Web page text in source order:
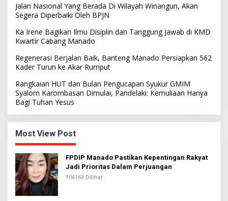
Jalan Nasional Yang Berada Di Wilayah Winangun, Akan
Segera Diperbaiki Oleh BPJN
Ka Irene Bagikan Ilmu Disiplin dan Tanggung Jawab di KMD
Kwartir Cabang Manado
Regenerasi Berjalan Baik, Banteng Manado Persiapkan 562
Kader Turun ke Akar Rumput
Rangkaian HUT dan Bulan Pengucapan Syukur GMIM
Syalom Karombasan Dimulai, Pandelaki: Kemuliaan Hanya
Bagi Tuhan Yesus
Most View Post
FPDIP Manado Pastikan Kepentingan Rakyat
Jadi Prioritas Dalam Perjuangan
106163 Dilihat